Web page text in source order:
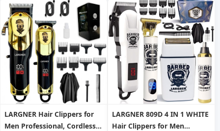
Cutting Grooming Kit LED
Display USB Rechargeable
LARGNER Hair Clippers for
Men Professional, Cordless
LARGNER 809D 4 IN 1 WHITE
Hair Clippers for Men